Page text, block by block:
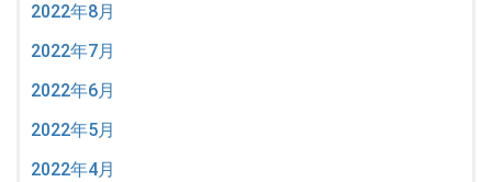
2022年8月
2022年7月
2022年6月
2022年5月
2022年4月